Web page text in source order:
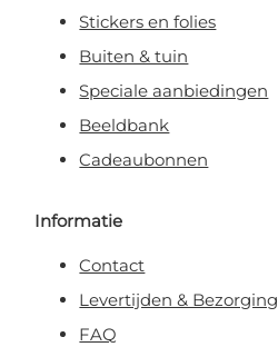
Stickers en folies
Buiten & tuin
Speciale aanbiedingen
Beeldbank
Cadeaubonnen
Informatie
Contact
Levertijden & Bezorging
FAQ